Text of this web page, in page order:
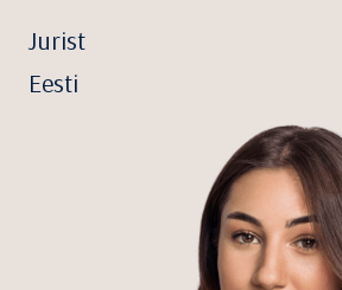
Jurist
Eesti